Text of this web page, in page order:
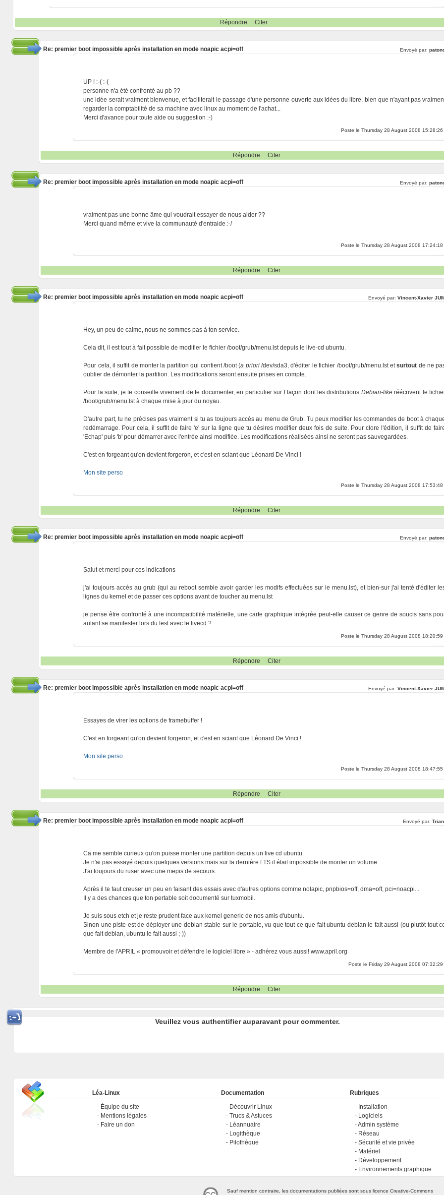
Répondre Citer
Re: premier boot impossible après installation en mode noapic acpi=off Envoyé par:
UP ! :-( :-(
personne n'a été confronté au pb ??
une idée serait vraiment bienvenue, et faciliterait le passage d'une personne ouverte aux idées du libre, bien que n'ayant pas
regarder la comptabilité de sa machine avec linux au moment de l'achat...
Merci d'avance pour toute aide ou suggestion :-)
Poste le Thursday 28 August 2008 15:28:26
Répondre Citer
Re: premier boot impossible après installation en mode noapic acpi=off Envoyé par:
vraiment pas une bonne âme qui voudrait essayer de nous aider ??
Merci quand même et vive la communauté d'entraide :-/
Poste le Thursday 28 August 2008 17:24:18
Répondre Citer
Re: premier boot impossible après installation en mode noapic acpi=off Envoyé par: Vincent-Xavier
Hey, un peu de calme, nous ne sommes pas à ton service.
Cela dit, il est tout à fait possible de modifier le fichier /boot/grub/menu.lst depuis le live-cd ubuntu.
Pour cela, il suffit de monter la partition qui contient /boot (a priori/dev/sda3, d'éditer le fichier /boot/grub/menu.lst etsurtout de ne
oublier de démonter la partition. Les modifications seront ensuite prises en compte.
Pour la suite, je te conseille vivement de te documenter, en particulier sur l façon dont les distributions Debian-likeréécrivent le
/boot/grub/menu.lst à chaque mise à jour du noyau.
D'autre part, tu ne précises pas vraiment si tu as toujours accès au menu de Grub. Tu peux modifier les commandes de boot à
redémarrage. Pour cela, il suffit de faire 'e' sur la ligne que tu désires modifier deux fois de suite. Pour clore l'édition, il suffit de
'Echap' puis 'b' pour démarrer avec l'entrée ainsi modifiée. Les modifications réalisées ainsi ne seront pas sauvegardées.
C'est en forgeant qu'on devient forgeron, et c'est en sciant que Léonard De Vinci !
Mon site perso
Poste le Thursday 28 August 2008 17:53:48
Répondre Citer
Re: premier boot impossible après installation en mode noapic acpi=off Envoyé par:
Salut et merci pour ces indications
j'ai toujours accès au grub (qui au reboot semble avoir garder les modifs effectuées sur le menu.lst), et bien-sur j'ai tenté d'éditer
lignes du kernel et de passer ces options avant de toucher au menu.lst
je pense être confronté à une incompatibilité matérielle, une carte graphique intégrée peut-elle causer ce genre de soucis sans
autant se manifester lors du test avec le livecd ?
Poste le Thursday 28 August 2008 18:20:59
Répondre Citer
Re: premier boot impossible après installation en mode noapic acpi=off Envoyé par: Vincent-Xavier
Essayes de virer les options de framebuffer !
C'est en forgeant qu'on devient forgeron, et c'est en sciant que Léonard De Vinci !
Mon site perso
Poste le Thursday 28 August 2008 18:47:55
Répondre Citer
Re: premier boot impossible après installation en mode noapic acpi=off Envoyé par:
Ca me semble curieux qu'on puisse monter une partition depuis un live cd ubuntu.
Je n'ai pas essayé depuis quelques versions mais sur la dernière LTS il était impossible de monter un volume.
J'ai toujours du ruser avec une mepis de secours.
Après il te faut creuser un peu en faisant des essais avec d'autres options comme nolapic, pnpbios=off, dma=off, pci=noacpi...
Il y a des chances que ton pertable soit documenté sur tuxmobil.
Je suis sous etch et je reste prudent face aux kernel generic de nos amis d'ubuntu.
Sinon une piste est de déployer une debian stable sur le portable, vu que tout ce que fait ubuntu debian le fait aussi (ou plutôt tout
que fait debian, ubuntu le fait aussi ;-))
Membre de l'APRIL « promouvoir et défendre le logiciel libre » - adhérez vous aussi! www.april.org
Poste le Friday 29 August 2008 07:32:29
Répondre Citer
Veuillez vous authentifier auparavant pour commenter.
Léa-Linux
Équipe du site
Mentions légales
Faire un don
Documentation
Découvrir Linux
Trucs & Astuces
Léannuaire
Logithèque
Pilothèque
Rubriques
Installation
Logiciels
Admin système
Réseau
Sécurité et vie privée
Matériel
Développement
Environnements graphique
Sauf mention contraire, les documentations publiées sont sous licenceCreative-Commons